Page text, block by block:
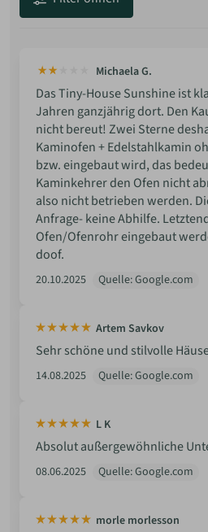
Michaela G.
Das Tiny-House Sunshine ist
Jahren ganzjährig dort. Den
nicht bereut! Zwei Sterne
Kaminofen + Edelstahlkamin
bzw. eingebaut wird, das
Kaminkehrer den Ofen nicht
also nicht betrieben werden.
Anfrage- keine Abhilfe.
Ofen/Ofenrohr eingebaut
doof.
20.10.2025 Quelle: Google.com
Artem Savkov
Sehr schöne und stilvolle
14.08.2025 Quelle: Google.com
L K
Absolut außergewöhnliche
08.06.2025 Quelle: Google.com
morle morlesson